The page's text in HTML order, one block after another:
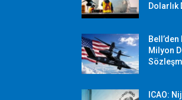
Dolarlık
Milyon
ICAO: